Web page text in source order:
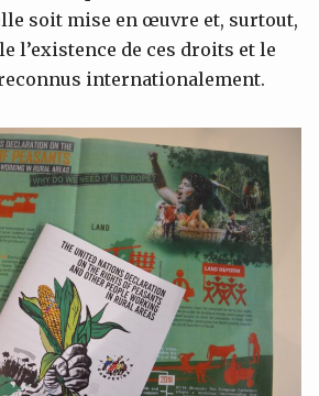
soit mise en œuvre et, surtout,
l’existence de ces droits et le
internationalement.